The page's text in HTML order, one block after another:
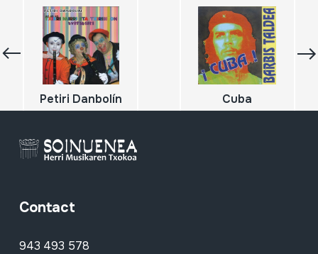
Petiri Danbolín Cuba
Contact
943 493 578